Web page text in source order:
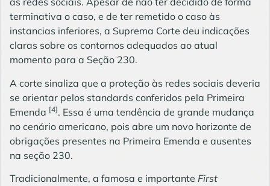
terminativa o caso, e de ter remetido o caso às
instancias inferiores, a Suprema Corte deu indicações
claras sobre os contornos adequados ao atual
momento para a Seção 230.
A corte sinaliza que a proteção às redes sociais deveria
se orientar pelos standards conferidos pela Primeira
Emenda [4]. Essa é uma tendência de grande mudança
no cenário americano, pois abre um novo horizonte de
obrigações presentes na Primeira Emenda e ausentes
na seção 230.
Tradicionalmente, a famosa e importante First